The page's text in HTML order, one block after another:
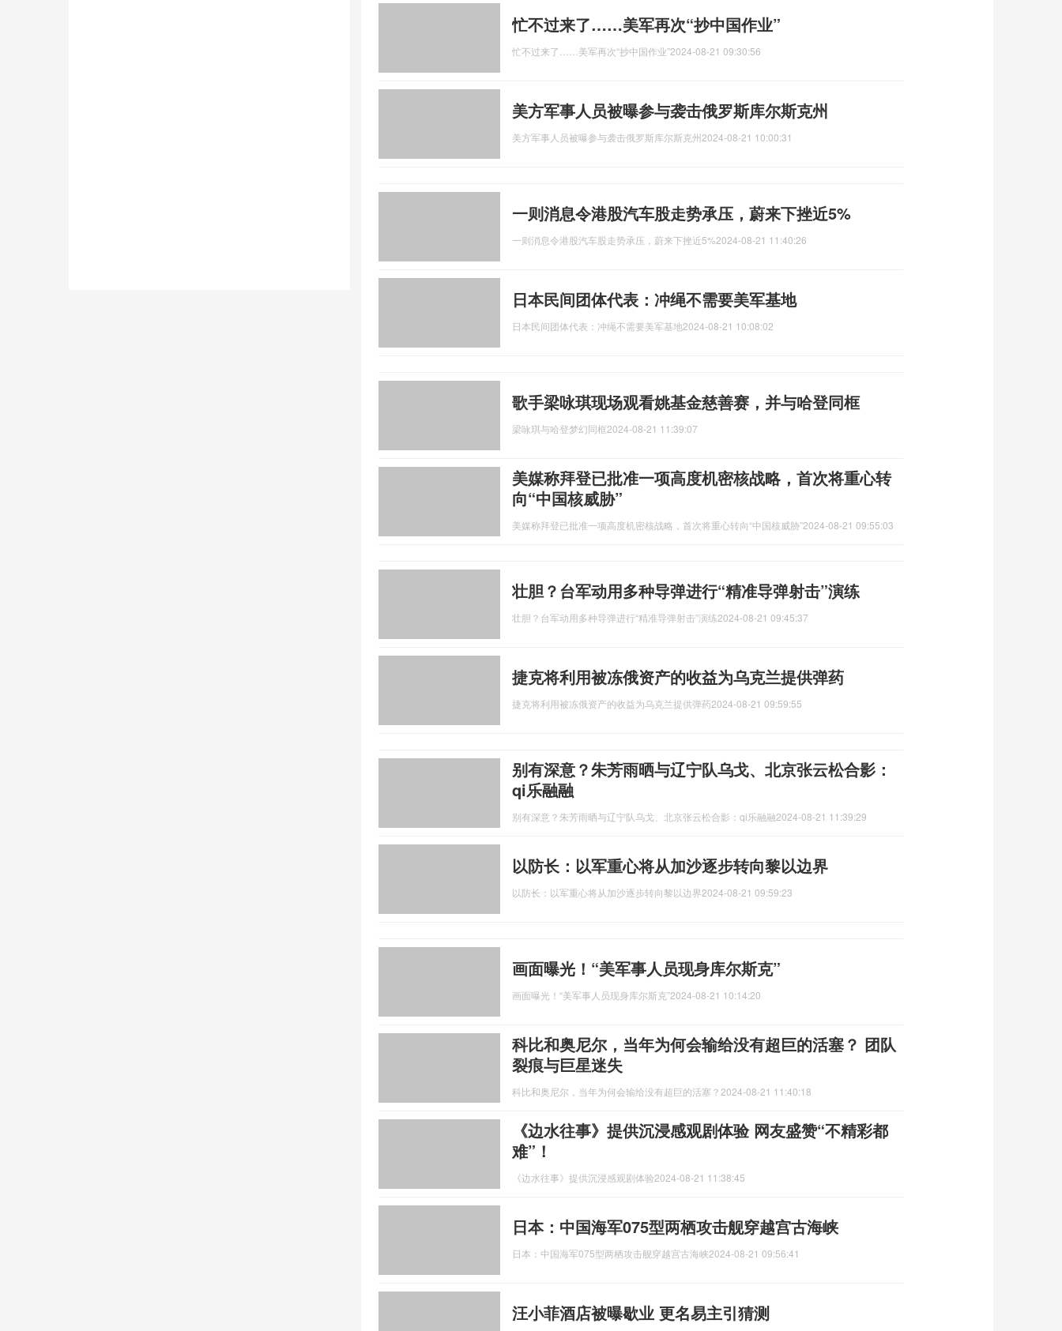
忙不过来了……美军再次“抄中国作业”
忙不过来了……美军再次“抄中国作业”2024-08-21 09:30:56
美方军事人员被曝参与袭击俄罗斯库尔斯克州
美方军事人员被曝参与袭击俄罗斯库尔斯克州2024-08-21 10:00:31
一则消息令港股汽车股走势承压，蔚来下挫近5%
一则消息令港股汽车股走势承压，蔚来下挫近5%2024-08-21 11:40:26
日本民间团体代表：冲绳不需要美军基地
日本民间团体代表：冲绳不需要美军基地2024-08-21 10:08:02
歌手梁咏琪现场观看姚基金慈善赛，并与哈登同框
梁咏琪与哈登梦幻同框2024-08-21 11:39:07
美媒称拜登已批准一项高度机密核战略，首次将重心转
向“中国核威胁”
美媒称拜登已批准一项高度机密核战略，首次将重心转向“中国核威胁”2024-08-21 09:55:03
壮胆？台军动用多种导弹进行“精准导弹射击”演练
壮胆？台军动用多种导弹进行“精准导弹射击”演练2024-08-21 09:45:37
捷克将利用被冻俄资产的收益为乌克兰提供弹药
捷克将利用被冻俄资产的收益为乌克兰提供弹药2024-08-21 09:59:55
别有深意？朱芳雨晒与辽宁队乌戈、北京张云松合影：
qi乐融融
别有深意？朱芳雨晒与辽宁队乌戈、北京张云松合影：qi乐融融2024-08-21 11:39:29
以防长：以军重心将从加沙逐步转向黎以边界
以防长：以军重心将从加沙逐步转向黎以边界2024-08-21 09:59:23
画面曝光！“美军事人员现身库尔斯克”
画面曝光！“美军事人员现身库尔斯克”2024-08-21 10:14:20
科比和奥尼尔，当年为何会输给没有超巨的活塞？ 团队
裂痕与巨星迷失
科比和奥尼尔，当年为何会输给没有超巨的活塞？ 2024-08-21 11:40:18
《边水往事》提供沉浸感观剧体验 网友盛赞“不精彩都
难”！
《边水往事》提供沉浸感观剧体验2024-08-21 11:38:45
日本：中国海军075型两栖攻击舰穿越宫古海峡
日本：中国海军075型两栖攻击舰穿越宫古海峡2024-08-21 09:56:41
汪小菲酒店被曝歇业 更名易主引猜测